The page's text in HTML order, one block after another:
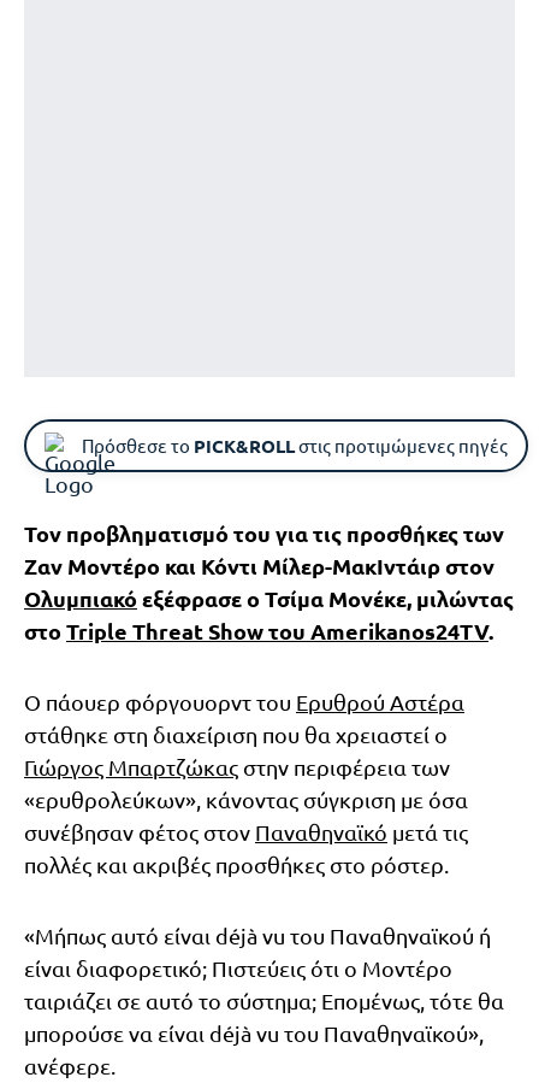
Πρόσθεσε το PICK&ROLLστις προτιμώμενες πηγές
Τον προβληματισμό του για τις προσθήκες των
Ζαν Μοντέρο και Κόντι Μίλερ-ΜακΙντάιρ στον
Ολυμπιακό εξέφρασε ο Τσίμα Μονέκε, μιλώντας
στο Triple Threat Show του Amerikanos24TV.
Ο πάουερ φόργουορντ του Ερυθρού Αστέρα
στάθηκε στη διαχείριση που θα χρειαστεί ο
Γιώργος Μπαρτζώκας στην περιφέρεια των
«ερυθρολεύκων», κάνοντας σύγκριση με όσα
συνέβησαν φέτος στον Παναθηναϊκό μετά τις
πολλές και ακριβές προσθήκες στο ρόστερ.
«Μήπως αυτό είναι déjà vu του Παναθηναϊκού ή
είναι διαφορετικό; Πιστεύεις ότι ο Μοντέρο
ταιριάζει σε αυτό το σύστημα; Επομένως, τότε θα
μπορούσε να είναι déjà vu του Παναθηναϊκού»,
ανέφερε.